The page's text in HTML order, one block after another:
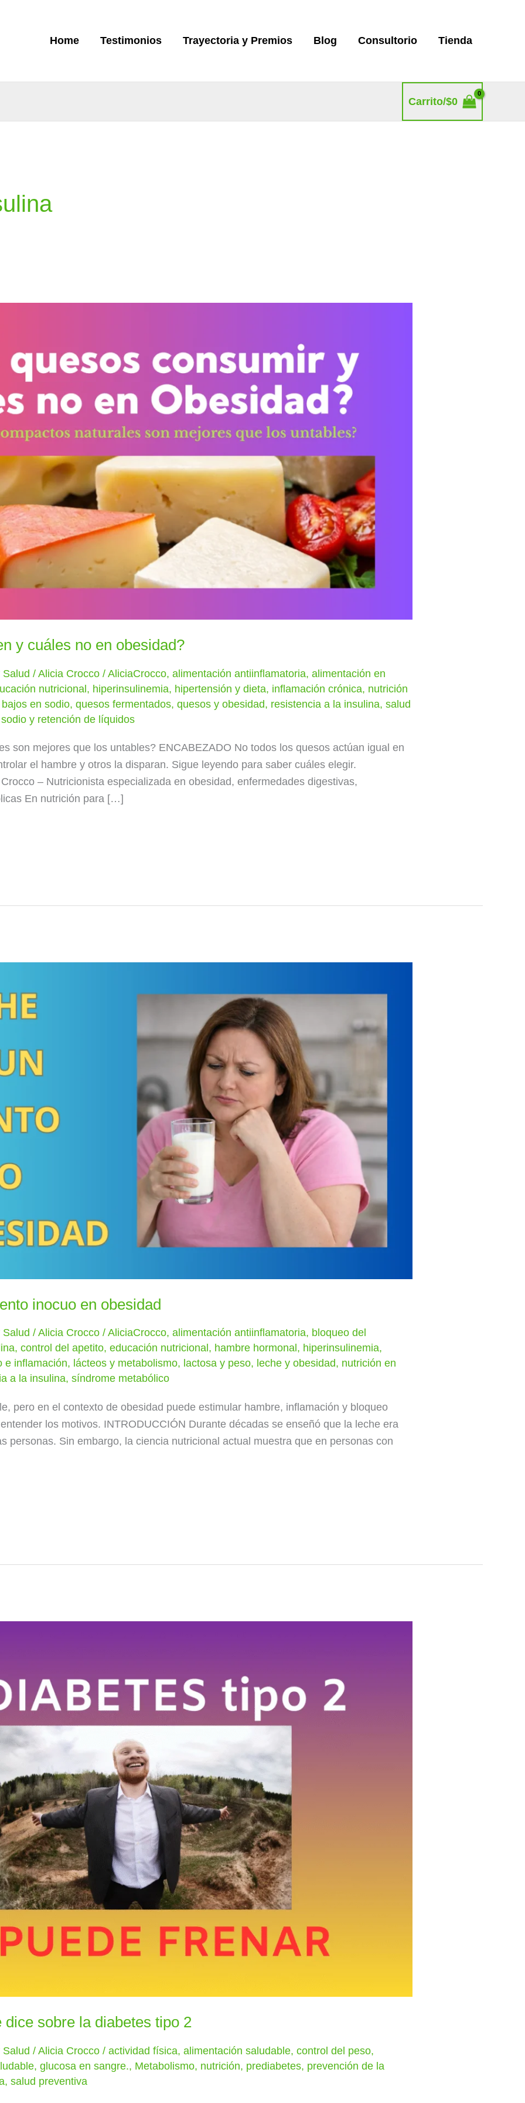
Home Testimonios Trayectoria y Premios Blog Consultorio Tienda
Carrito/$0
y cuáles no en obesidad?
Salud /Alicia Crocco/AliciaCrocco,alimentación antiinflamatoria,alimentación en
nutricional, hiperinsulinemia, hipertensión y dieta, inflamación crónica, nutrición
en sodio,quesos fermentados,quesos y obesidad, resistencia a la insulina,salud
sodio y retención de líquidos
son mejores que los untables? ENCABEZADO No todos los quesos actúan igual en
el hambre y otros la disparan. Sigue leyendo para saber cuáles elegir.
– Nutricionista especializada en obesidad, enfermedades digestivas,
En nutrición para […]
inocuo en obesidad
Salud /Alicia Crocco/AliciaCrocco,alimentación antiinflamatoria, bloqueo del
,control del apetito,educación nutricional, hambre hormonal, hiperinsulinemia,
e inflamación, lácteos y metabolismo, lactosa y peso, leche y obesidad, nutrición en
a la insulina,síndrome metabólico
pero en el contexto de obesidad puede estimular hambre, inflamación y bloqueo
los motivos. INTRODUCCIÓN Durante décadas se enseñó que la leche era
personas. Sin embargo, la ciencia nutricional actual muestra que en personas con
dice sobre la diabetes tipo 2
Salud /Alicia Crocco/actividad física,alimentación saludable,control del peso,
,glucosa en sangre., Metabolismo, nutrición, prediabetes, prevención de la
,salud preventiva